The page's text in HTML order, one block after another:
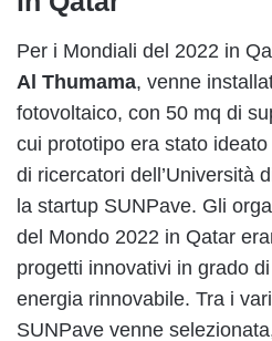
Per i Mondiali del 2022 in
Al Thumama, venne
fotovoltaico, con 50 mq di
cui prototipo era stato
di ricercatori dell’Università
la startup SUNPave. Gli
del Mondo 2022 in Qatar
progetti innovativi in grado
energia rinnovabile. Tra i
SUNPave venne